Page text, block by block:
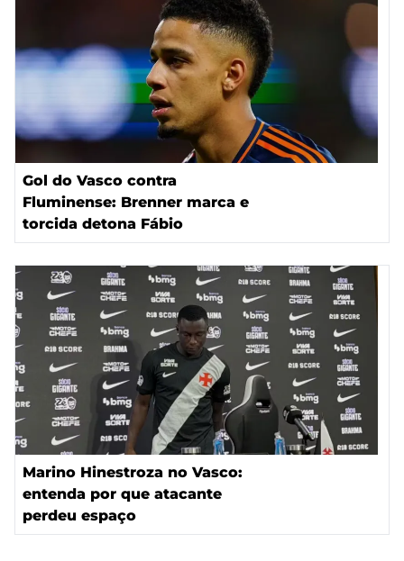
Gol do Vasco contra
Fluminense: Brenner marca e
torcida detona Fábio
Marino Hinestroza no Vasco:
entenda por que atacante
perdeu espaço